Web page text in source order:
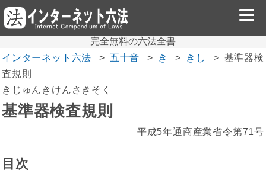
完全無料の六法全書
インターネット六法
五十音 き きし
基準器検
査規則
きじゅんきけんさきそく
基準器検査規則
平成5年通商産業省令第71号
目次